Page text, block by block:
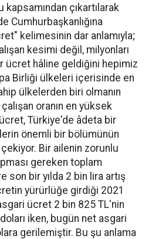
kapsamından çıkartılarak
Cumhurbaşkanlığına
kelimesinin dar anlamıyla;
kesimi değil, milyonları
ücret hâline geldiğini hepimiz
Birliği ülkeleri içerisinde en
ülkelerden biri olmanın
oranın en yüksek
Türkiye'de âdeta bir
önemli bir bölümünün
Bir ailenin zorunlu
gereken toplam
son bir yılda 2 bin lira artış
yürürlüğe girdiği 2021
ücret 2 bin 825 TL'nin
iken, bugün net asgari
gerilemiştir. Bu şu anlama